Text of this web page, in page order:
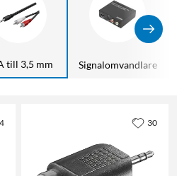
till 3,5 mm Signalomvandlare
4 30